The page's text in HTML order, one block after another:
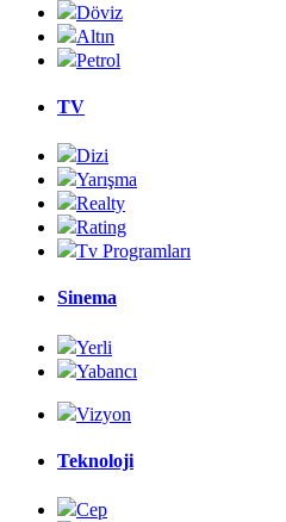
Döviz
Altın
Petrol
TV
Dizi
Yarışma
Realty
Rating
Tv Programları
Sinema
Yerli
Yabancı
Vizyon
Teknoloji
Cep